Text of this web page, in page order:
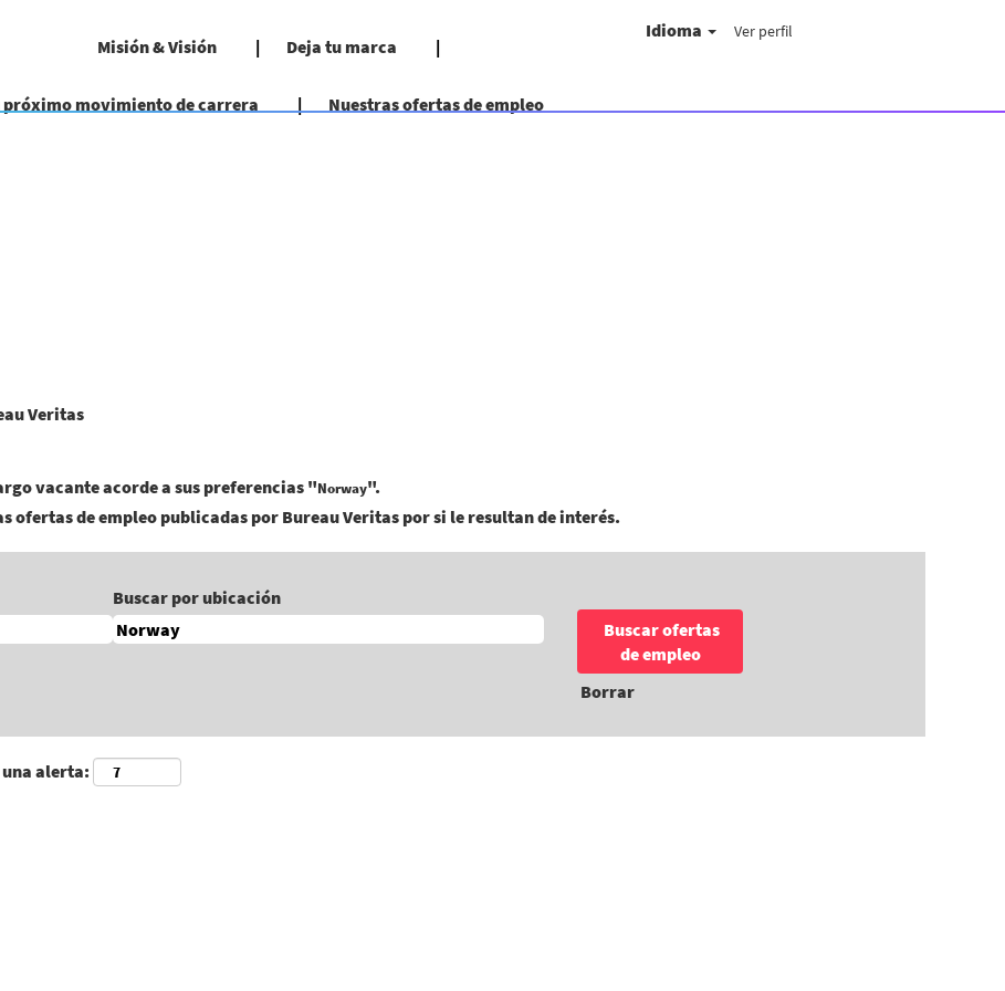
Misión & Visión Deja tu marca
próximo movimiento de carrera Nuestras ofertas de empleo
Idioma Ver perfil
Veritas(página
vacante acorde a sus preferencias "Norway".
ofertas de empleo publicadas por Bureau Veritas por si le resultan de interés.
Buscar por ubicación
Borrar
alerta: